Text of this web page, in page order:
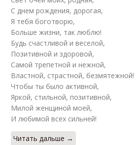
С днем рождения, дорогая,
Я тебя боготворю,
Больше жизни, так люблю!
Будь счастливой и веселой,
Позитивной и здоровой,
Самой трепетной и нежной,
Властной, страстной, безмятежной!
Чтобы ты было активной,
Яркой, стильной, позитивной,
Милой женщиной моей,
И любимой всех сильней!
Читать дальше →